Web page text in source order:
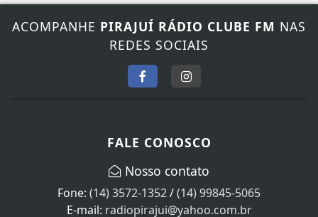
ACOMPANHEPIRAJUÍ RÁDIO CLUBE FMNAS
REDES SOCIAIS
(14) 3572-1352/(14) 99845-5065
E-mail:radiopirajui@yahoo.com.br